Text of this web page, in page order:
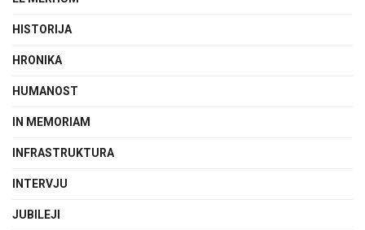
HISTORIJA
HRONIKA
HUMANOST
IN MEMORIAM
INFRASTRUKTURA
INTERVJU
JUBILEJI